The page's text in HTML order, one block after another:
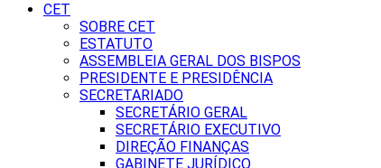
CET
SOBRE CET
ESTATUTO
ASSEMBLEIA GERAL DOS BISPOS
PRESIDENTE E PRESIDÊNCIA
SECRETARIADO
SECRETÁRIO GERAL
SECRETÁRIO EXECUTIVO
DIREÇÃO FINANÇAS
GABINETE JURÍDICO